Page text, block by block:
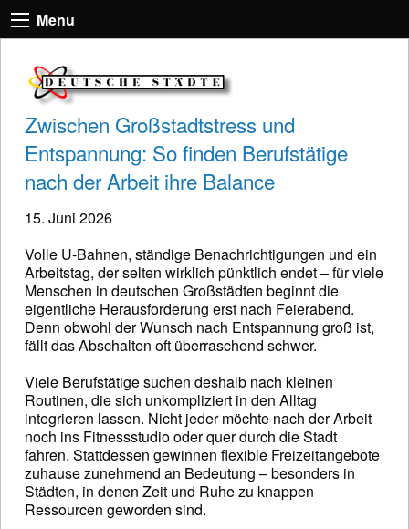
Menu
Zwischen Großstadtstress und
Entspannung: So finden Berufstätige
nach der Arbeit ihre Balance
15. Juni 2026
Volle U-Bahnen, ständige Benachrichtigungen und ein
Arbeitstag, der selten wirklich pünktlich endet – für viele
Menschen in deutschen Großstädten beginnt die
eigentliche Herausforderung erst nach Feierabend.
Denn obwohl der Wunsch nach Entspannung groß ist,
fällt das Abschalten oft überraschend schwer.
Viele Berufstätige suchen deshalb nach kleinen
Routinen, die sich unkompliziert in den Alltag
integrieren lassen. Nicht jeder möchte nach der Arbeit
noch ins Fitnessstudio oder quer durch die Stadt
fahren. Stattdessen gewinnen flexible Freizeitangebote
zuhause zunehmend an Bedeutung – besonders in
Städten, in denen Zeit und Ruhe zu knappen
Ressourcen geworden sind.